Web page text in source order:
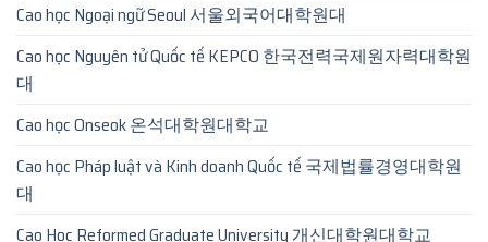
Cao học Ngoại ngữ Seoul 서울외국어대학원대
Cao học Nguyên tử Quốc tế KEPCO 한국전력국제원자력대학원
대
Cao học Onseok 온석대학원대학교
Cao học Pháp luật và Kinh doanh Quốc tế 국제법률경영대학원
대
Cao Hoc Reformed Graduate University 개신대학원대학교